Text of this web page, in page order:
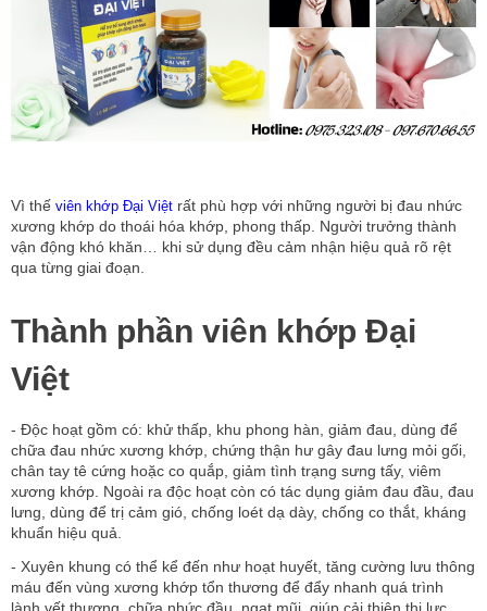
Vì thế viên khớp Đại Việt rất phù hợp với những người bị đau nhức
xương khớp do thoái hóa khớp, phong thấp. Người trưởng thành
vận động khó khăn… khi sử dụng đều cảm nhận hiệu quả rõ rệt
qua từng giai đoạn.
Thành phần viên khớp Đại
Việt
- Độc hoạt gồm có: khử thấp, khu phong hàn, giảm đau, dùng để
chữa đau nhức xương khớp, chứng thận hư gây đau lưng mỏi gối,
chân tay tê cứng hoặc co quắp, giảm tình trạng sưng tấy, viêm
xương khớp. Ngoài ra độc hoạt còn có tác dụng giảm đau đầu, đau
lưng, dùng để trị cảm gió, chống loét dạ dày, chống co thắt, kháng
khuẩn hiệu quả.
- Xuyên khung có thể kể đến như hoạt huyết, tăng cường lưu thông
máu đến vùng xương khớp tổn thương để đẩy nhanh quá trình
lành vết thương, chữa nhức đầu, ngạt mũi, giúp cải thiện thị lực,